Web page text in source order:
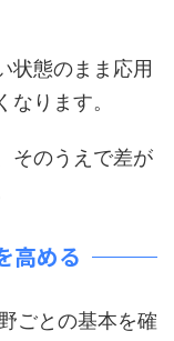
状態のまま応用
ります。
そのうえで差が
高める
ごとの基本を確